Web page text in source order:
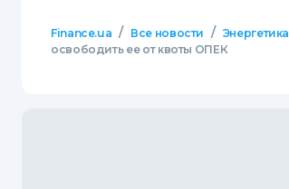
Finance.ua / Все новости / Энергетика
освободить ее от квоты ОПЕК